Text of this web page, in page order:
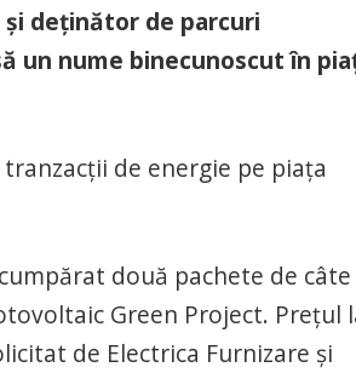
deținător de parcuri
un nume binecunoscut în
de energie pe piața
două pachete de câte
Green Project. Prețul
de Electrica Furnizare și